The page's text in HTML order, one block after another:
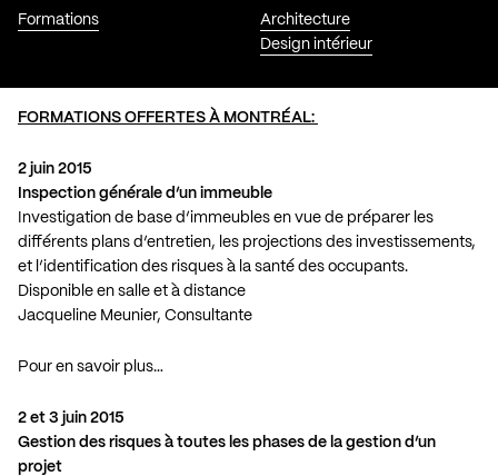
Formations
Architecture
Design intérieur
FORMATIONS OFFERTES À MONTRÉAL:
2 juin 2015
Inspection générale d’un immeuble
Investigation de base d’immeubles en vue de préparer les
différents plans d’entretien, les projections des investissements,
et l’identification des risques à la santé des occupants.
Disponible en salle et à distance
Jacqueline Meunier, Consultante
Pour en savoir plus…
2 et 3 juin 2015
Gestion des risques à toutes les phases de la gestion d’un
projet